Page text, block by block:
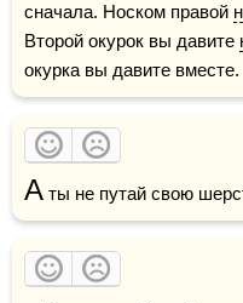
сначала. Носком правой
Второй окурок вы давите
окурка вы давите вместе.
А ты не путай свою